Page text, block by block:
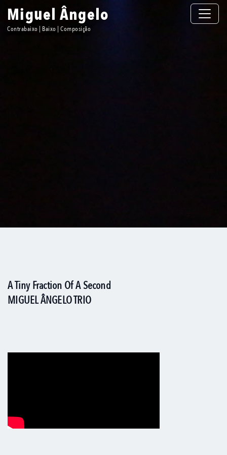
Toggle
Miguel Ângelo
Contrabaixo | Baixo | Composição
A Tiny Fraction Of A Second
MIGUEL ÂNGELO TRIO